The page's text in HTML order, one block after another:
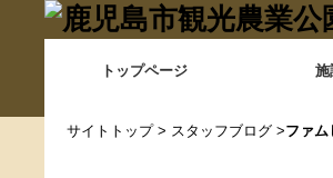
トップページ 施
サイトトップ> スタッフブログ >ファム